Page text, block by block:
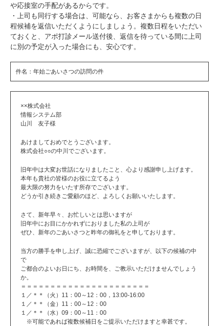
や応接室の手配があるからです。
・上司も同行する場合は、可能なら、お客さまからも複数の日
程候補を返信いただくようにしましょう。複数日程をいただい
ておくと、アポ打診メール送付後、返信を待っている間に上司
に別の予定が入った場合にも、安心です。
件名：年始ごあいさつの訪問の件
××株式会社
情報システム部
山川 友子様
あけましておめでとうございます。
株式会社○○の中川でございます。
旧年中は大変お世話になりましたこと、心より感謝申し上げます。
本年も貴社の皆様のお役に立てるよう
最大限の努力をいたす所存でございます。
どうか引き続きご愛顧のほど、よろしくお願いいたします。
さて、新年早々、お忙しいとは思いますが
旧年中にお目にかかれずにおりました私の上司が
ぜひ、新年のごあいさつと昨年の御礼をと申しております。
当方の勝手を申し上げ、誠に恐縮でございますが、以下の候補の中
で
ご都合のよいお日にち、お時間を、ご教示いただけませんでしょう
か。
＝＝＝＝＝＝＝＝＝＝＝＝＝＝＝＝＝＝＝＝＝＝
１／＊＊（火）11：00～12：00，13:00-16:00
１／＊＊（金）11：00～12：00
１／＊＊（水）09：00～11：00
※可能であれば複数候補日をご提示いただけますと幸甚です。